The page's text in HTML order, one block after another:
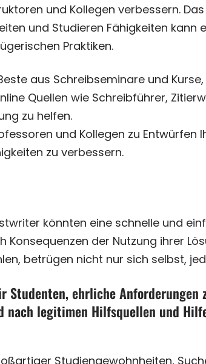
und Kollegen verbessern.
und Studieren Fähigkeiten kann
Praktiken.
aus Schreibseminare und
Quellen wie Schreibführer,
zu helfen.
und Kollegen zu
zu verbessern.
könnten eine schnelle und
Konsequenzen der Nutzung ihrer
betrügen nicht nur sich selbst,
Studenten, ehrliche
nach legitimen Hilfsquellen und
Studiengewohnheiten,